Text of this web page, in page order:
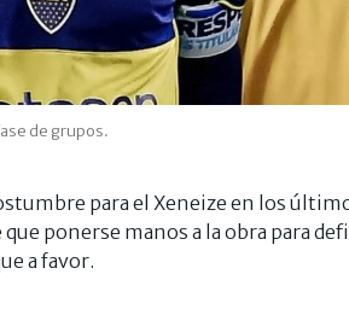
de grupos.
para el Xeneize en los
ponerse manos a la obra para
a favor.